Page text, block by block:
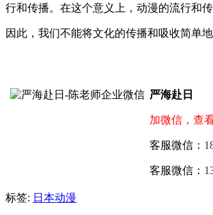
行和传播。在这个意义上，动漫的流行和
因此，我们不能将文化的传播和吸收简单
严海赴日
加微信，查
客服微信：
客服微信：
标签: 日本动漫